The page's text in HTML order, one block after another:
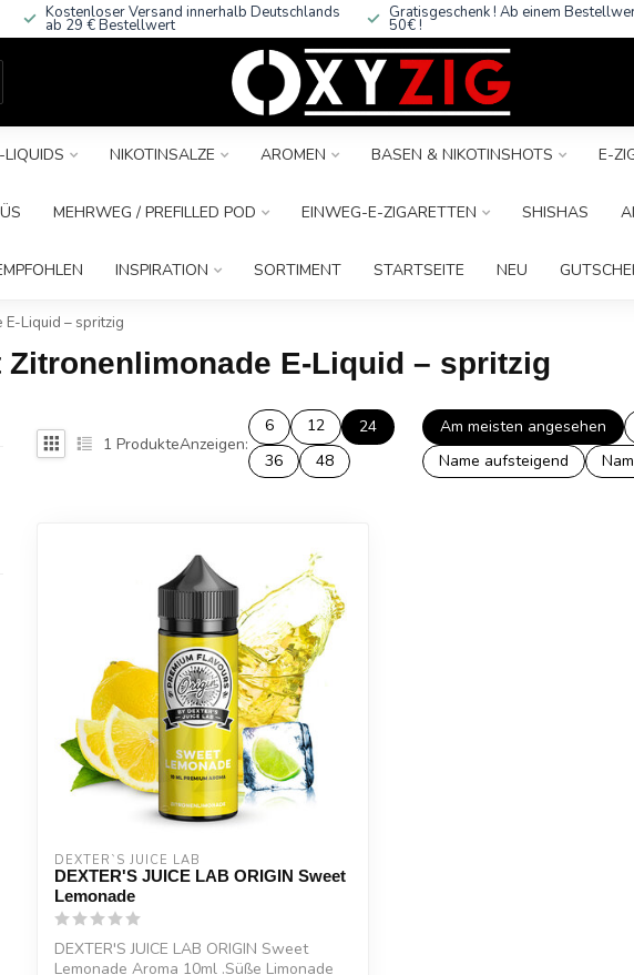
Kostenloser Versand innerhalb Deutschlands
ab 29 € Bestellwert
Gratisgeschenk ! Ab einem
50€ !
LIQUIDS NIKOTINSALZE AROMEN BASEN & NIKOTINSHOTS E-
MEHRWEG / PREFILLED POD EINWEG-E-ZIGARETTEN SHISHAS
INSPIRATION SORTIMENT STARTSEITE NEU
Liquid – spritzig
E-Liquid – spritzig
1 ProdukteAnzeigen:
6 12
24
36
48
Am meisten angesehen
Name aufsteigend
DEXTER`S JUICE LAB
DEXTER'S JUICE LAB ORIGIN Sweet
Lemonade
DEXTER'S JUICE LAB ORIGIN Sweet
Lemonade Aroma 10ml .Süße Limonade